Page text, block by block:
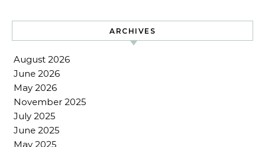
ARCHIVES
August 2026
June 2026
May 2026
November 2025
July 2025
June 2025
May 2025